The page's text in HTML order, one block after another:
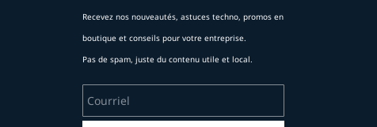
Recevez nos nouveautés, astuces techno, promos en
boutique et conseils pour votre entreprise.
Pas de spam, juste du contenu utile et local.